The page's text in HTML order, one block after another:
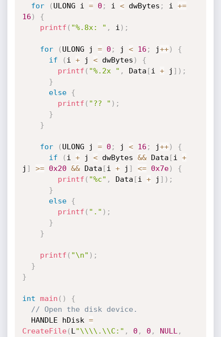
for
( ULONG i = 0 ; i < dwBytes ; i +=
16 )
{
printf ( "%.8x: " , i ) ;
for ( ULONG j = 0 ; j < 16 ; j++)
{
if
( i + j < dwBytes )
{
printf ( "%.2x " , Data [i + j ] ) ;
}
else
{
printf ( "?? " ) ;
}
}
for ( ULONG j = 0 ; j < 16 ; j++)
{
if
( i + j < dwBytes && Data [i +
j ] >= 0x20 && Data [i + j ] <= 0x7e)
{
printf ( "%c" , Data [i + j ] ) ;
}
else
{
printf ( "." ) ;
}
}
printf ( "\n" ) ;
}
}
int main ( )
{
// Open the disk device.
  HANDLE hDisk
=
CreateFile( L "\\\\.\\C:" , 0 , 0 , NULL ,